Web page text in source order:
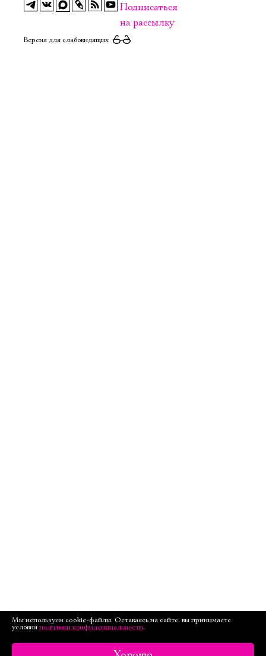
Подписаться
на рассылку
Версия для слабовидящих
Мы используем cookie-файлы. Оставаясь на сайте, вы принимаете
условия политики конфиденциальности.